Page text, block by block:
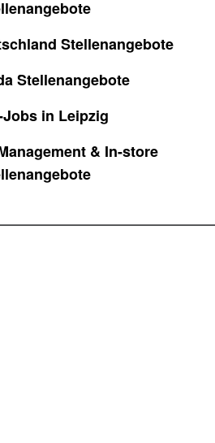
Stellenangebote
Stellenangebote
Jobs in Leipzig
& In-store